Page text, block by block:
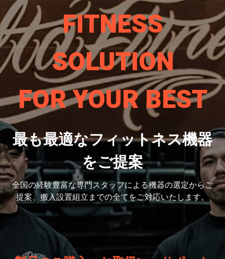
FITNESS
SOLUTION
FOR YOUR BEST
最も最適なフィットネス機器
をご提案
全国の経験豊富な専門スタッフによる機器の選定からご
提案、搬入設置組立までの全てをご対応いたします。